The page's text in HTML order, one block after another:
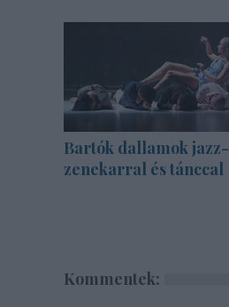
Bartók dallamok jazz-
zenekarral és tánccal
Kommentek: